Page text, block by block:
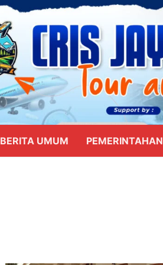
BERITA UMUM PEMERINTAHAN